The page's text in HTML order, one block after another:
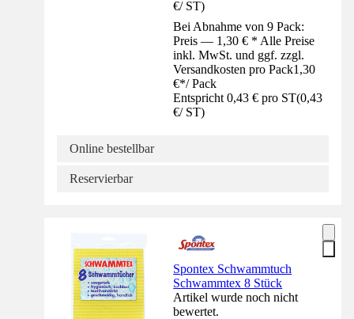
€/ ST)
Bei Abnahme von 9 Pack:
Preis — 1,30 € * Alle Preise
inkl. MwSt. und ggf. zzgl.
Versandkosten pro Pack1,30
€*/ Pack
Entspricht 0,43 € pro ST(0,43
€/ ST)
Online bestellbar
Reservierbar
Spontex Schwammtuch
Schwammtex 8 Stück
Artikel wurde noch nicht
bewertet.